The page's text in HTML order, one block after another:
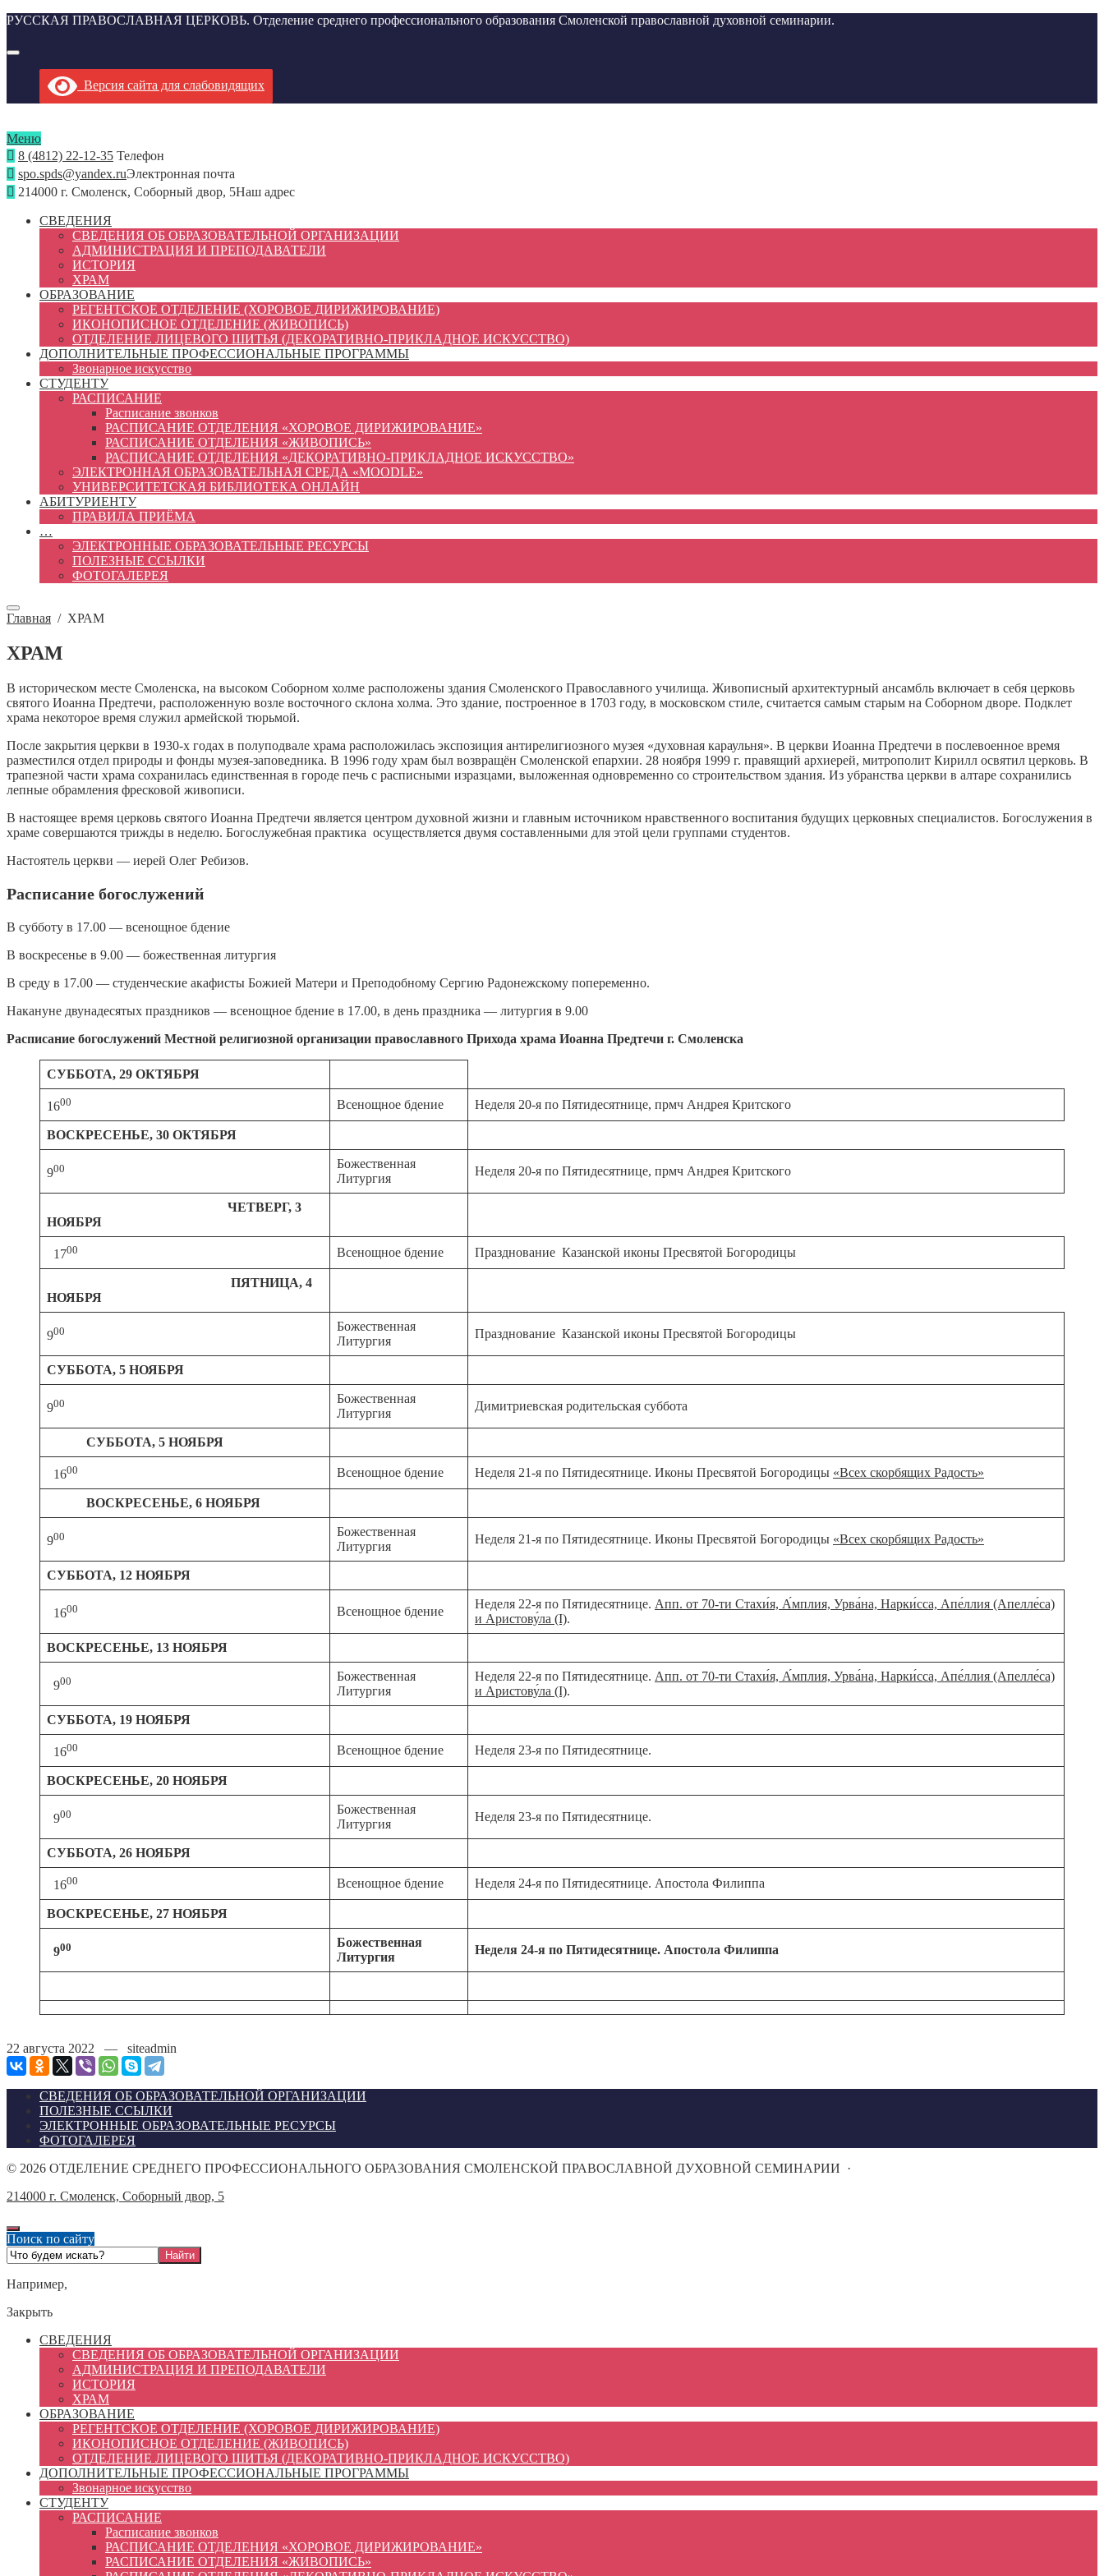
РУССКАЯ ПРАВОСЛАВНАЯ ЦЕРКОВЬ. Отделение среднего профессионального образования Смоленской православной духовной семинарии.
Версия сайта для слабовидящих
Меню
8 (4812) 22-12-35 Телефон
spo.spds@yandex.ruЭлектронная почта
214000 г. Смоленск, Соборный двор, 5Наш адрес
СВЕДЕНИЯ
СВЕДЕНИЯ ОБ ОБРАЗОВАТЕЛЬНОЙ ОРГАНИЗАЦИИ
АДМИНИСТРАЦИЯ И ПРЕПОДАВАТЕЛИ
ИСТОРИЯ
ХРАМ
ОБРАЗОВАНИЕ
РЕГЕНТСКОЕ ОТДЕЛЕНИЕ (ХОРОВОЕ ДИРИЖИРОВАНИЕ)
ИКОНОПИСНОЕ ОТДЕЛЕНИЕ (ЖИВОПИСЬ)
ОТДЕЛЕНИЕ ЛИЦЕВОГО ШИТЬЯ (ДЕКОРАТИВНО-ПРИКЛАДНОЕ ИСКУССТВО)
ДОПОЛНИТЕЛЬНЫЕ ПРОФЕССИОНАЛЬНЫЕ ПРОГРАММЫ
Звонарное искусство
СТУДЕНТУ
РАСПИСАНИЕ
Расписание звонков
РАСПИСАНИЕ ОТДЕЛЕНИЯ «ХОРОВОЕ ДИРИЖИРОВАНИЕ»
РАСПИСАНИЕ ОТДЕЛЕНИЯ «ЖИВОПИСЬ»
РАСПИСАНИЕ ОТДЕЛЕНИЯ «ДЕКОРАТИВНО-ПРИКЛАДНОЕ ИСКУССТВО»
ЭЛЕКТРОННАЯ ОБРАЗОВАТЕЛЬНАЯ СРЕДА «MOODLE»
УНИВЕРСИТЕТСКАЯ БИБЛИОТЕКА ОНЛАЙН
АБИТУРИЕНТУ
ПРАВИЛА ПРИЁМА
…
ЭЛЕКТРОННЫЕ ОБРАЗОВАТЕЛЬНЫЕ РЕСУРСЫ
ПОЛЕЗНЫЕ ССЫЛКИ
ФОТОГАЛЕРЕЯ
Главная / ХРАМ
ХРАМ
В историческом месте Смоленска, на высоком Соборном холме расположены здания Смоленского Православного училища. Живописный архитектурный ансамбль включает в себя церковь
святого Иоанна Предтечи, расположенную возле восточного склона холма. Это здание, построенное в 1703 году, в московском стиле, считается самым старым на Соборном дворе. Подклет
храма некоторое время служил армейской тюрьмой.
После закрытия церкви в 1930-х годах в полуподвале храма расположилась экспозиция антирелигиозного музея «духовная караульня». В церкви Иоанна Предтечи в послевоенное время
разместился отдел природы и фонды музея-заповедника. В 1996 году храм был возвращён Смоленской епархии. 28 ноября 1999 г. правящий архиерей, митрополит Кирилл освятил церковь. В
трапезной части храма сохранилась единственная в городе печь с расписными изразцами, выложенная одновременно со строительством здания. Из убранства церкви в алтаре сохранились
лепные обрамления фресковой живописи.
В настоящее время церковь святого Иоанна Предтечи является центром духовной жизни и главным источником нравственного воспитания будущих церковных специалистов. Богослужения в
храме совершаются трижды в неделю. Богослужебная практика осуществляется двумя составленными для этой цели группами студентов.
Настоятель церкви — иерей Олег Ребизов.
Расписание богослужений
В субботу в 17.00 — всенощное бдение
В воскресенье в 9.00 — божественная литургия
В среду в 17.00 — студенческие акафисты Божией Матери и Преподобному Сергию Радонежскому попеременно.
Накануне двунадесятых праздников — всенощное бдение в 17.00, в день праздника — литургия в 9.00
Расписание богослужений Местной религиозной организации православного Прихода храма Иоанна Предтечи г. Смоленска
СУББОТА, 29 ОКТЯБРЯ
1600 Всенощное бдение Неделя 20-я по Пятидесятнице, прмч Андрея Критского
ВОСКРЕСЕНЬЕ, 30 ОКТЯБРЯ
900
Божественная
Литургия
Неделя 20-я по Пятидесятнице, прмч Андрея Критского
ЧЕТВЕРГ, 3
НОЯБРЯ
1700 Всенощное бдение Празднование Казанской иконы Пресвятой Богородицы
ПЯТНИЦА, 4
НОЯБРЯ
900
Божественная
Литургия
Празднование Казанской иконы Пресвятой Богородицы
СУББОТА, 5 НОЯБРЯ
900
Божественная
Литургия
Димитриевская родительская суббота
СУББОТА, 5 НОЯБРЯ
1600 Всенощное бдение Неделя 21-я по Пятидесятнице. Иконы Пресвятой Богородицы «Всех скорбящих Радость»
ВОСКРЕСЕНЬЕ, 6 НОЯБРЯ
900
Божественная
Литургия
Неделя 21-я по Пятидесятнице. Иконы Пресвятой Богородицы «Всех скорбящих Радость»
СУББОТА, 12 НОЯБРЯ
1600 Всенощное бдение
Неделя 22-я по Пятидесятнице. Апп. от 70-ти Стахи́я, А́мплия, Урва́на, Нарки́сса, Апе́ллия (Апелле́са)
и Аристову́ла (I).
ВОСКРЕСЕНЬЕ, 13 НОЯБРЯ
900
Божественная
Литургия
Неделя 22-я по Пятидесятнице. Апп. от 70-ти Стахи́я, А́мплия, Урва́на, Нарки́сса, Апе́ллия (Апелле́са)
и Аристову́ла (I).
СУББОТА, 19 НОЯБРЯ
1600 Всенощное бдение Неделя 23-я по Пятидесятнице.
ВОСКРЕСЕНЬЕ, 20 НОЯБРЯ
900
Божественная
Литургия
Неделя 23-я по Пятидесятнице.
СУББОТА, 26 НОЯБРЯ
1600 Всенощное бдение Неделя 24-я по Пятидесятнице. Апостола Филиппа
ВОСКРЕСЕНЬЕ, 27 НОЯБРЯ
900
Божественная
Литургия
Неделя 24-я по Пятидесятнице. Апостола Филиппа
22 августа 2022 — siteadmin
СВЕДЕНИЯ ОБ ОБРАЗОВАТЕЛЬНОЙ ОРГАНИЗАЦИИ
ПОЛЕЗНЫЕ ССЫЛКИ
ЭЛЕКТРОННЫЕ ОБРАЗОВАТЕЛЬНЫЕ РЕСУРСЫ
ФОТОГАЛЕРЕЯ
© 2026 ОТДЕЛЕНИЕ СРЕДНЕГО ПРОФЕССИОНАЛЬНОГО ОБРАЗОВАНИЯ СМОЛЕНСКОЙ ПРАВОСЛАВНОЙ ДУХОВНОЙ СЕМИНАРИИ ·
214000 г. Смоленск, Соборный двор, 5
Поиск по сайту
Например,
Закрыть
СВЕДЕНИЯ
СВЕДЕНИЯ ОБ ОБРАЗОВАТЕЛЬНОЙ ОРГАНИЗАЦИИ
АДМИНИСТРАЦИЯ И ПРЕПОДАВАТЕЛИ
ИСТОРИЯ
ХРАМ
ОБРАЗОВАНИЕ
РЕГЕНТСКОЕ ОТДЕЛЕНИЕ (ХОРОВОЕ ДИРИЖИРОВАНИЕ)
ИКОНОПИСНОЕ ОТДЕЛЕНИЕ (ЖИВОПИСЬ)
ОТДЕЛЕНИЕ ЛИЦЕВОГО ШИТЬЯ (ДЕКОРАТИВНО-ПРИКЛАДНОЕ ИСКУССТВО)
ДОПОЛНИТЕЛЬНЫЕ ПРОФЕССИОНАЛЬНЫЕ ПРОГРАММЫ
Звонарное искусство
СТУДЕНТУ
РАСПИСАНИЕ
Расписание звонков
РАСПИСАНИЕ ОТДЕЛЕНИЯ «ХОРОВОЕ ДИРИЖИРОВАНИЕ»
РАСПИСАНИЕ ОТДЕЛЕНИЯ «ЖИВОПИСЬ»